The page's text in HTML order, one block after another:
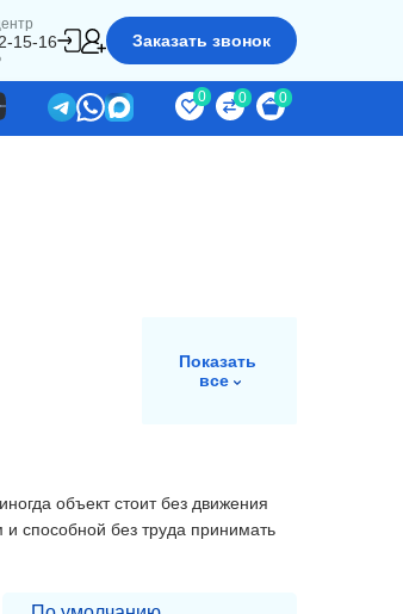
15-16 Заказать звонок
0 0 0
Показать
все
объект стоит без движения
способной без труда принимать